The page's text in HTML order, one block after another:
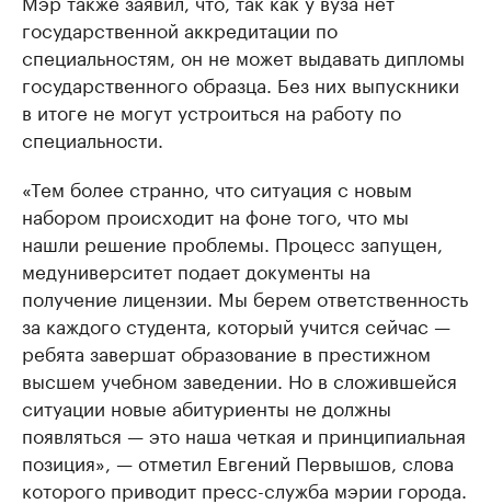
государственной аккредитации по
специальностям, он не может выдавать дипломы
государственного образца. Без них выпускники
в итоге не могут устроиться на работу по
специальности.
«Тем более странно, что ситуация с новым
набором происходит на фоне того, что мы
нашли решение проблемы. Процесс запущен,
медуниверситет подает документы на
получение лицензии. Мы берем ответственность
за каждого студента, который учится сейчас —
ребята завершат образование в престижном
высшем учебном заведении. Но в сложившейся
ситуации новые абитуриенты не должны
появляться — это наша четкая и принципиальная
позиция», — отметил Евгений Первышов, слова
которого приводит пресс-служба мэрии города.